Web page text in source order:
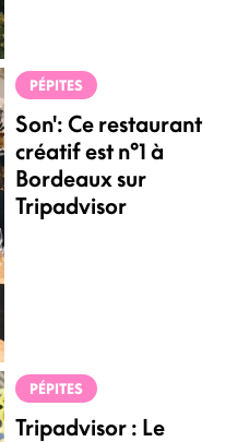
PÉPITES
Son': Ce restaurant
créatif est n°1 à
Bordeaux sur
Tripadvisor
PÉPITES
Tripadvisor : Le